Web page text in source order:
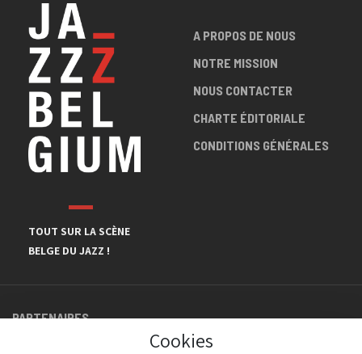
TOUT SUR LA SCÈNE
BELGE DU JAZZ !
A PROPOS DE NOUS
NOTRE MISSION
NOUS CONTACTER
CHARTE ÉDITORIALE
CONDITIONS GÉNÉRALES
PARTENAIRES
Cookies